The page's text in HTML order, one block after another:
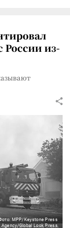
России из-
MPP/Keystone Press
Agency/Global Look Press